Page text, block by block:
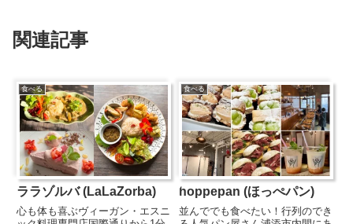
関連記事
食べる
ララゾルバ (LaLaZorba)
心も体も喜ぶヴィーガン・エスニ
食べる
hoppepan (ほっぺパン)
並んででも食べたい！行列のでき